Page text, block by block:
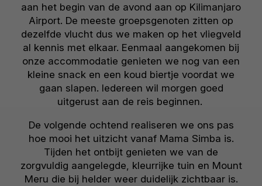
aan het begin van de avond aan op Kilimanjaro
Airport. De meeste groepsgenoten zitten op
dezelfde vlucht dus we maken op het vliegveld
al kennis met elkaar. Eenmaal aangekomen bij
onze accommodatie genieten we nog van een
kleine snack en een koud biertje voordat we
gaan slapen. Iedereen wil morgen goed
uitgerust aan de reis beginnen.
De volgende ochtend realiseren we ons pas
hoe mooi het uitzicht vanaf Mama Simba is.
Tijden het ontbijt genieten we van de
zorgvuldig aangelegde, kleurrijke tuin en Mount
Meru die bij helder weer duidelijk zichtbaar is.